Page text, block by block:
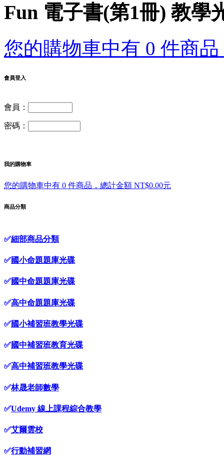
Fun 電子書(第1冊) 教學
您的購物車中有 0 件商
會員登入
會員：
密碼：
我的購物車
您的購物車中有 0 件商品，總計金額 NT$0.00元
商品分類
✅細部商品分類
✅國小命題題庫光碟
✅國中命題題庫光碟
✅高中命題題庫光碟
✅國小補習班教學光碟
✅國中補習班教育光碟
✅高中補習班教學光碟
✅林晟老師數學
✅Udemy 線上課程綜合教學
✅艾爾雲校
✅行動補習網